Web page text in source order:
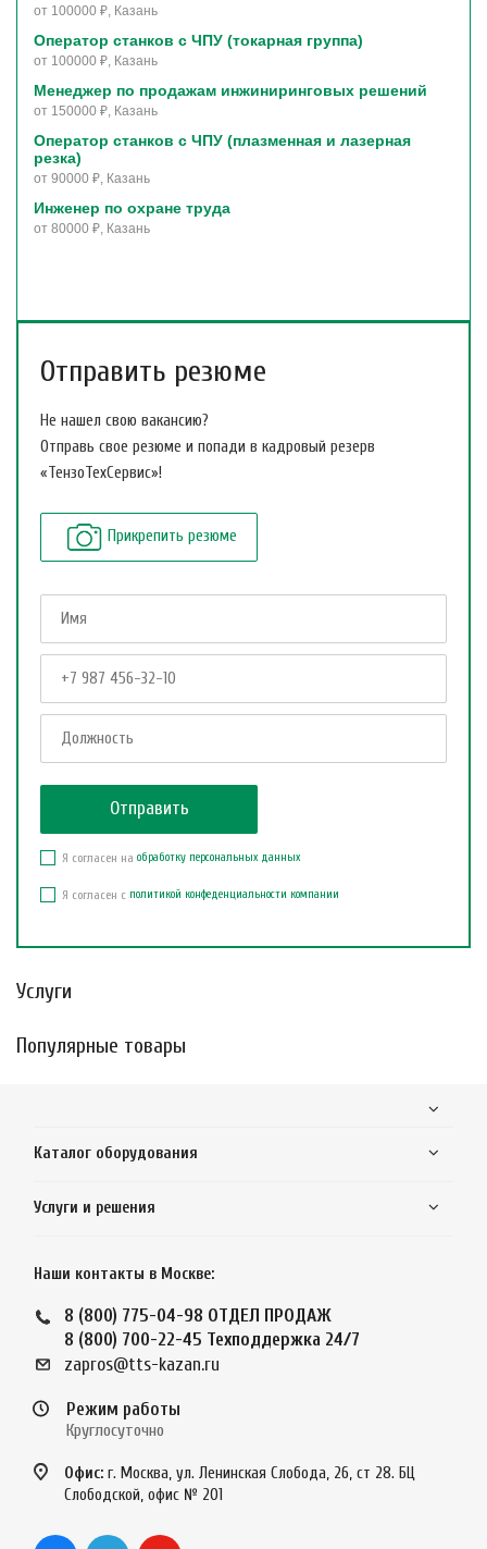
от 100000 ₽, Казань
Оператор станков с ЧПУ (токарная группа)
от 100000 ₽, Казань
Менеджер по продажам инжиниринговых решений
от 150000 ₽, Казань
Оператор станков с ЧПУ (плазменная и лазерная
резка)
от 90000 ₽, Казань
Инженер по охране труда
от 80000 ₽, Казань
Отправить резюме
Не нашел свою вакансию?
Отправь свое резюме и попади в кадровый резерв
«ТензоТехСервис»!
Прикрепить резюме
Я согласен на обработку персональных данных
Я согласен с политикой конфеденциальности компании
Услуги
Популярные товары
Каталог оборудования
Услуги и решения
Наши контакты в Москве:
8 (800) 775-04-98 ОТДЕЛ ПРОДАЖ
8 (800) 700-22-45 Техподдержка 24/7
zapros@tts-kazan.ru
Режим работы
Круглосуточно
Офис: г. Москва, ул. Ленинская Слобода, 26, ст 28. БЦ
Слободской, офис № 201